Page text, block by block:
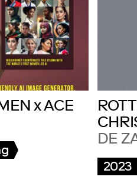
x ACE
DE
2023